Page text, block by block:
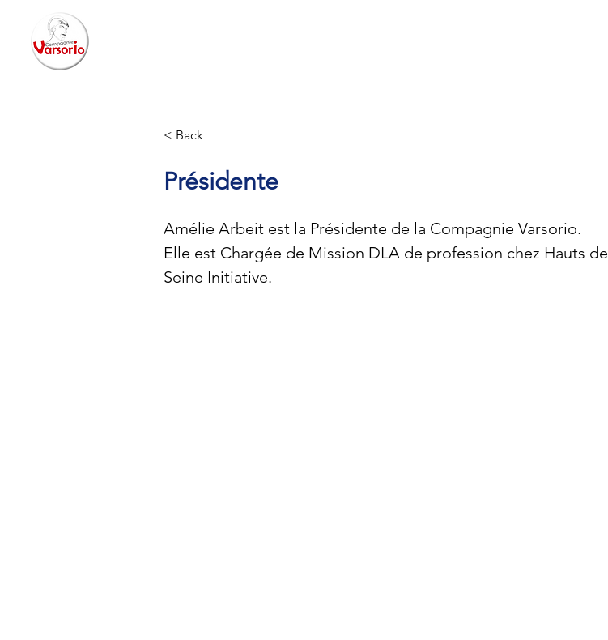
< Back
Présidente
Amélie Arbeit est la Présidente de la Compagnie Varsorio.
Elle est Chargée de Mission DLA de profession chez Hauts de
Seine Initiative.